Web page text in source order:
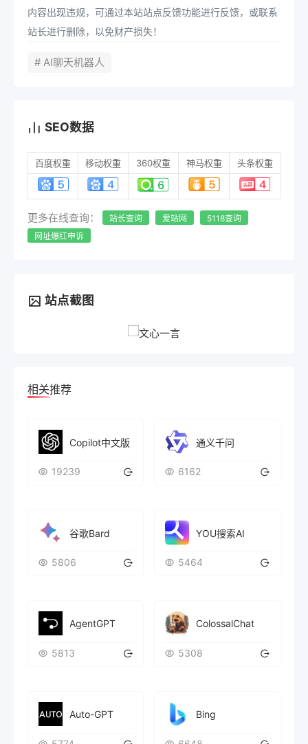
内容出现违规，可通过本站站点反馈功能进行反馈，或联系
站长进行删除，以免财产损失！
# AI聊天机器人
SEO数据
百度权重 移动权重 360权重 神马权重 头条权重
更多在线查询： 站长查询 爱站网
5118查询
网址爆红申诉
站点截图
相关推荐
Copilot中文版
19239
通义千问
6162
谷歌Bard
5806
YOU搜索AI
5464
AgentGPT
5813
ColossalChat
5308
Auto-GPT Bing